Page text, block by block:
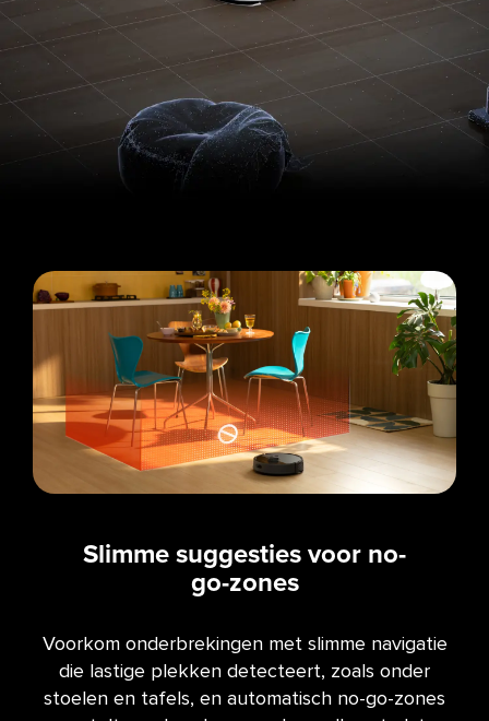
Slimme suggesties voor no-
go-zones
Voorkom onderbrekingen met slimme navigatie
die lastige plekken detecteert, zoals onder
stoelen en tafels, en automatisch no-go-zones